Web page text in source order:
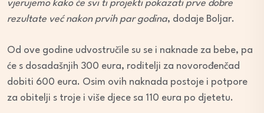
vjerujemo kako će svi ti projekti pokazati prve dobre
rezultate već nakon prvih par godina, dodaje Boljar.
Od ove godine udvostručile su se i naknade za bebe, pa
će s dosadašnjih 300 eura, roditelji za novorođenčad
dobiti 600 eura. Osim ovih naknada postoje i potpore
za obitelji s troje i više djece sa 110 eura po djetetu.